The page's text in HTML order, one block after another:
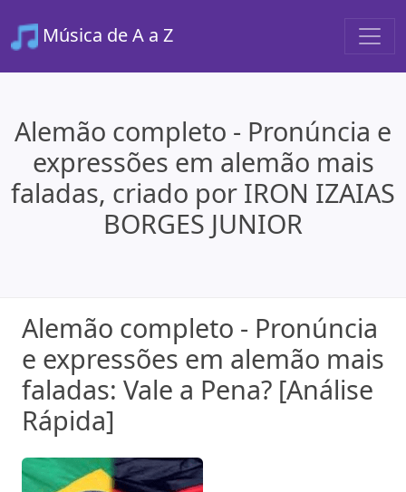
Música de A a Z
Alemão completo - Pronúncia e
expressões em alemão mais
faladas, criado por IRON IZAIAS
BORGES JUNIOR
Alemão completo - Pronúncia
e expressões em alemão mais
faladas: Vale a Pena? [Análise
Rápida]